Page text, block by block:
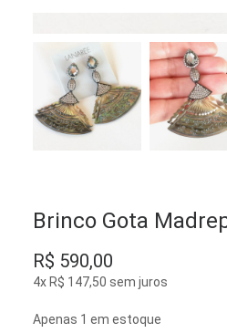
Brinco Gota
R$ 590,00
4x R$ 147,50 sem juros
Apenas 1 em estoque